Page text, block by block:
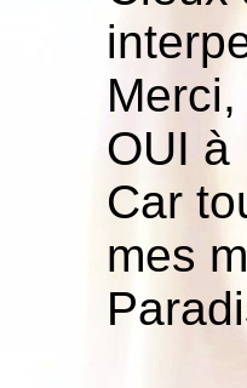
OUI à
Car
mes